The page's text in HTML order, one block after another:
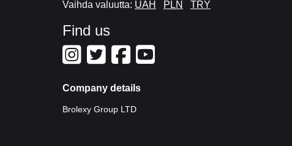
Vaihda valuutta: UAH PLN TRY
Find us
Company details
Brolexy Group LTD